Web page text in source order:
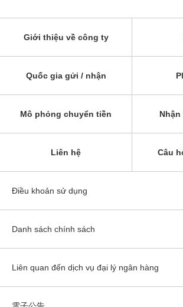
Giới thiệu về công ty
Quốc gia gửi / nhận
Mô phỏng chuyển tiền
Liên hệ Câu
Điều khoản sử dụng
Danh sách chính sách
Liên quan đến dịch vụ đại lý ngân hàng